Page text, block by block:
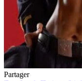
Partager